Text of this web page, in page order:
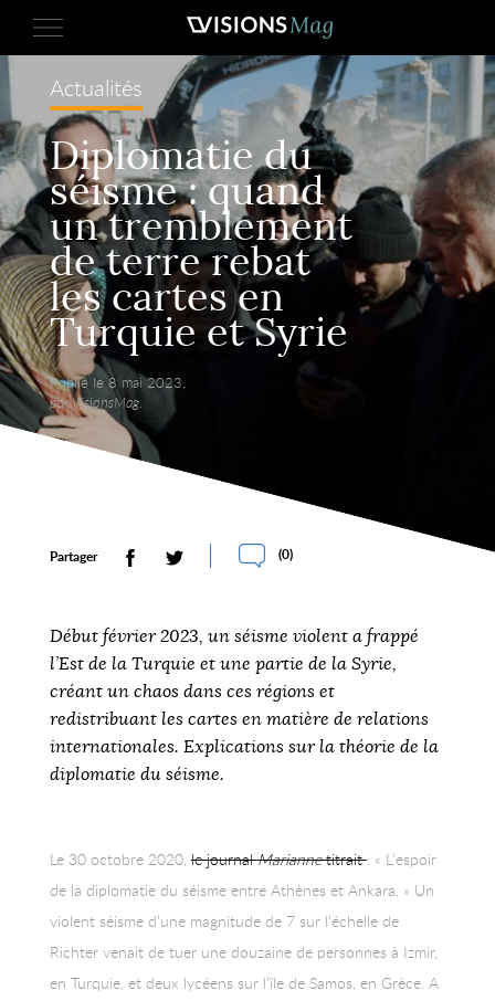
Actualités
Diplomatie du
séisme : quand
un tremblement
de terre rebat
les cartes en
Turquie et Syrie
Publié le 8 mai 2023,
par VisionsMag.
Partager (0)
Début février 2023, un séisme violent a frappé
l’Est de la Turquie et une partie de la Syrie,
créant un chaos dans ces régions et
redistribuant les cartes en matière de relations
internationales. Explications sur la théorie de la
diplomatie du séisme.
Le 30 octobre 2020,le journalMariannetitrait: « L’espoir
de la diplomatie du séisme entre Athènes et Ankara. » Un
violent séisme d’une magnitude de 7 sur l’échelle de
Richter venait de tuer une douzaine de personnes à Izmir,
en Turquie, et deux lycéens sur l’île de Samos, en Grèce. A